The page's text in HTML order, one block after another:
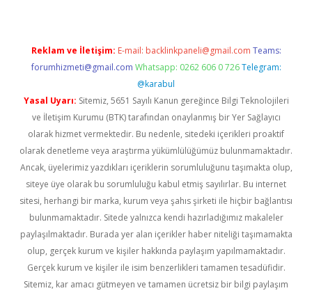
Reklam ve İletişim: E-mail: backlinkpaneli@gmail.com Teams:
forumhizmeti@gmail.com Whatsapp: 0262 606 0 726 Telegram:
@karabul
Yasal Uyarı: Sitemiz, 5651 Sayılı Kanun gereğince Bilgi Teknolojileri
ve İletişim Kurumu (BTK) tarafından onaylanmış bir Yer Sağlayıcı
olarak hizmet vermektedir. Bu nedenle, sitedeki içerikleri proaktif
olarak denetleme veya araştırma yükümlülüğümüz bulunmamaktadır.
Ancak, üyelerimiz yazdıkları içeriklerin sorumluluğunu taşımakta olup,
siteye üye olarak bu sorumluluğu kabul etmiş sayılırlar. Bu internet
sitesi, herhangi bir marka, kurum veya şahıs şirketi ile hiçbir bağlantısı
bulunmamaktadır. Sitede yalnızca kendi hazırladığımız makaleler
paylaşılmaktadır. Burada yer alan içerikler haber niteliği taşımamakta
olup, gerçek kurum ve kişiler hakkında paylaşım yapılmamaktadır.
Gerçek kurum ve kişiler ile isim benzerlikleri tamamen tesadüfidir.
Sitemiz, kar amacı gütmeyen ve tamamen ücretsiz bir bilgi paylaşım